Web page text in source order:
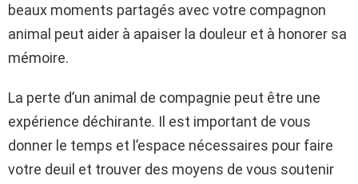
beaux moments partagés avec votre compagnon
animal peut aider à apaiser la douleur et à honorer sa
mémoire.
La perte d’un animal de compagnie peut être une
expérience déchirante. Il est important de vous
donner le temps et l’espace nécessaires pour faire
votre deuil et trouver des moyens de vous soutenir